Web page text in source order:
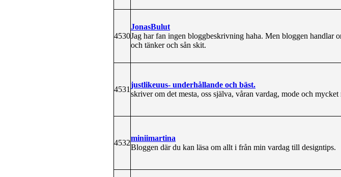
4530
JonasBulut
Jag har fan ingen bloggbeskrivning haha. Men bloggen handlar
och tänker och sån skit.
4531
justlikeuus- underhållande och bäst.
skriver om det mesta, oss själva, våran vardag, mode och mycket
4532
miniimartina
Bloggen där du kan läsa om allt i från min vardag till designtips.